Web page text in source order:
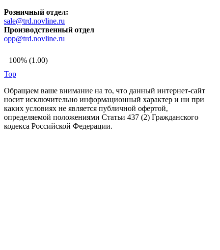
Розничный отдел:
sale@trd.novline.ru
Производственный отдел
opp@trd.novline.ru
100% (1.00)
Top
Обращаем ваше внимание на то, что данный интернет-сайт
носит исключительно информационный характер и ни при
каких условиях не является публичной офертой,
определяемой положениями Статьи 437 (2) Гражданского
кодекса Российской Федерации.